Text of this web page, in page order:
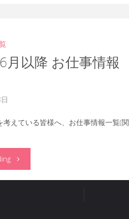
6月以降 お仕事情報
考えている皆様へ、お仕事情報一覧(関
"【大
阪】